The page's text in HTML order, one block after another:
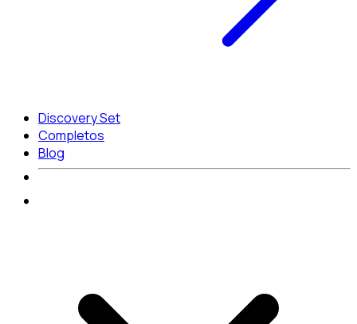
Discovery Set
Completos
Blog